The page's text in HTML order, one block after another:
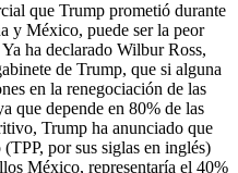
que Trump prometió durante
y México, puede ser la peor
ha declarado Wilbur Ross,
de Trump, que si alguna
en la renegociación de las
que depende en 80% de las
Trump ha anunciado que
por sus siglas en inglés)
México, representaría el 40%